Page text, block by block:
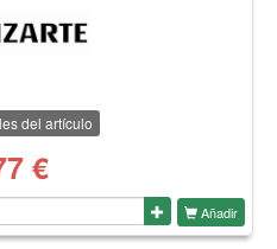
del artículo
€
Añadir